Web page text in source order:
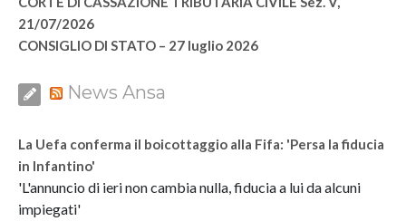
21/07/2026
CONSIGLIO DI STATO – 27 luglio 2026
News Ansa
La Uefa conferma il boicottaggio alla Fifa: 'Persa la fiducia
in Infantino'
'L'annuncio di ieri non cambia nulla, fiducia a lui da alcuni
impiegati'